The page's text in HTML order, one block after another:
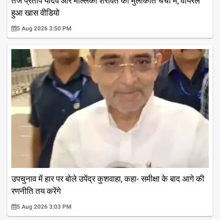
हुआ खास वीडियो
5 Aug 2026 3:50 PM
उपचुनाव में हार पर बोले उपेंद्र कुशवाहा, कहा- समीक्षा के बाद आगे की
रणनीति तय करेंगे
5 Aug 2026 3:03 PM